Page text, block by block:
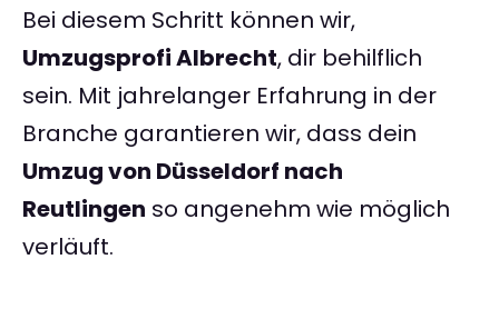
Bei diesem Schritt können wir,
Umzugsprofi Albrecht, dir behilflich
sein. Mit jahrelanger Erfahrung in der
Branche garantieren wir, dass dein
Umzug von Düsseldorf nach
Reutlingen so angenehm wie möglich
verläuft.